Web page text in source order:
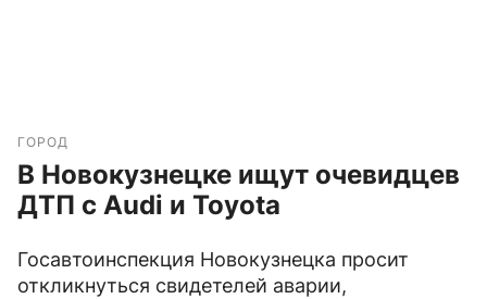
ГОРОД
В Новокузнецке ищут очевидцев
ДТП с Audi и Toyota
Госавтоинспекция Новокузнецка просит
откликнуться свидетелей аварии,